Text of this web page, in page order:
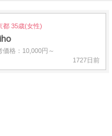
都 35歳(女性)
価格：10,000円～
1727日前